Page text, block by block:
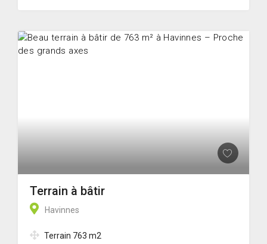
Terrain à bâtir
Havinnes
Terrain 763 m2